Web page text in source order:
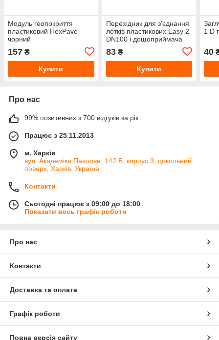
Модуль геопокриття
пластиковий HexPave
чорний
157 ₴
Купити
Перехідник для з'єднання
лотків пластикових Easy 2
DN100 і дощоприймача
83₴
Купити
1 D
40
Про нас
99% позитивних з 700 відгуків за рік
Працює з 25.11.2013
м. Харків
вул. Академіка Павлова, 142 Б, корпус 3, цокольний
поверх, Харків, Україна
Контакти
Сьогодні працює з 09:00 до 18:00
Показати весь графік роботи
Про нас
Контакти
Доставка та оплата
Графік роботи
Повна версія сайту